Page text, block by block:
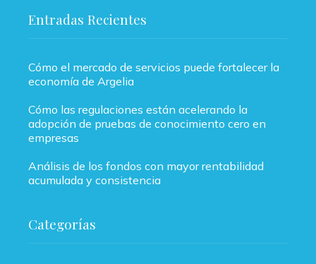
Entradas Recientes
Cómo el mercado de servicios puede fortalecer la
economía de Argelia
Cómo las regulaciones están acelerando la
adopción de pruebas de conocimiento cero en
empresas
Análisis de los fondos con mayor rentabilidad
acumulada y consistencia
Categorías